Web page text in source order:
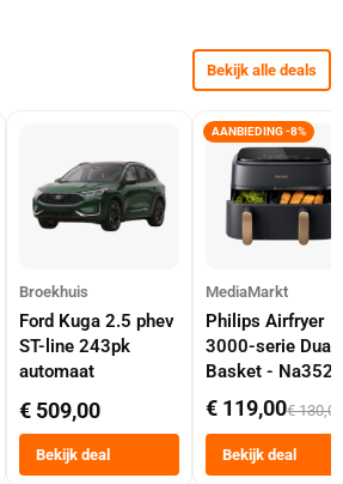
Bekijk alle deals
Broekhuis
Ford Kuga 2.5 phev
ST-line 243pk
automaat
€ 509,00
Bekijk deal
AANBIEDING -8%
MediaMarkt
Philips Airfryer
3000-serie Dual
Basket -
Dubbele Mand 9
Tot 6 Personen
Heteluchtfriteuse
Zwart
€ 119,00€ 130,00
Bekijk deal